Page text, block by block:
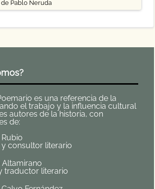
de Pablo Neruda
es una referencia de la
el trabajo y la influencia cultural
autores de la historia, con
de:
y consultor literario
Altamirano
traductor literario